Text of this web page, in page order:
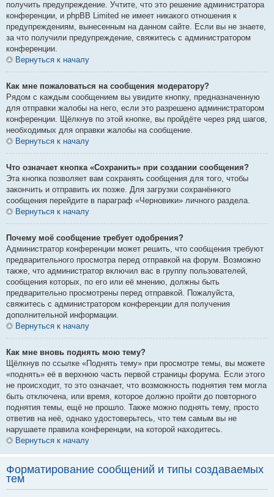
получить предупреждение. Учтите, что это решение администратора
конференции, и phpBB Limited не имеет никакого отношения к
предупреждениям, вынесенным на данном сайте. Если вы не знаете,
за что получили предупреждение, свяжитесь с администратором
конференции.
Вернуться к началу
Как мне пожаловаться на сообщения модератору?
Рядом с каждым сообщением вы увидите кнопку, предназначенную
для отправки жалобы на него, если это разрешено администратором
конференции. Щёлкнув по этой кнопке, вы пройдёте через ряд шагов,
необходимых для оправки жалобы на сообщение.
Вернуться к началу
Что означает кнопка «Сохранить» при создании сообщения?
Эта кнопка позволяет вам сохранять сообщения для того, чтобы
закончить и отправить их позже. Для загрузки сохранённого
сообщения перейдите в параграф «Черновики» личного раздела.
Вернуться к началу
Почему моё сообщение требует одобрения?
Администратор конференции может решить, что сообщения требуют
предварительного просмотра перед отправкой на форум. Возможно
также, что администратор включил вас в группу пользователей,
сообщения которых, по его или её мнению, должны быть
предварительно просмотрены перед отправкой. Пожалуйста,
свяжитесь с администратором конференции для получения
дополнительной информации.
Вернуться к началу
Как мне вновь поднять мою тему?
Щёлкнув по ссылке «Поднять тему» при просмотре темы, вы можете
«поднять» её в верхнюю часть первой страницы форума. Если этого
не происходит, то это означает, что возможность поднятия тем могла
быть отключена, или время, которое должно пройти до повторного
поднятия темы, ещё не прошло. Также можно поднять тему, просто
ответив на неё, однако удостоверьтесь, что тем самым вы не
нарушаете правила конференции, на которой находитесь.
Вернуться к началу
Форматирование сообщений и типы создаваемых
тем